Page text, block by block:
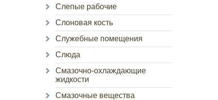
Слепые рабочие
Слоновая кость
Служебные помещения
Слюда
Смазочно-охлаждающие
жидкости
Смазочные вещества